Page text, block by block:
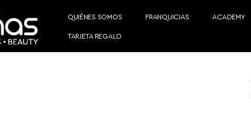
QUIÉNES SOMOS FRANQUICIAS ACADEMY
TARJETA REGALO